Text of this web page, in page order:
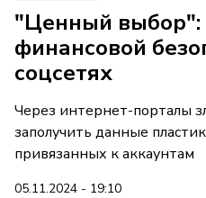
"Ценный выбор":
финансовой
соцсетях
Через интернет-порталы
заполучить данные
привязанных к аккаунтам
05.11.2024 - 19:10